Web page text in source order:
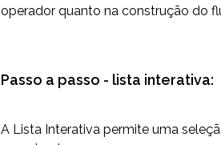
operador quanto na construção do
Passo a passo - lista interativa:
A Lista Interativa permite uma